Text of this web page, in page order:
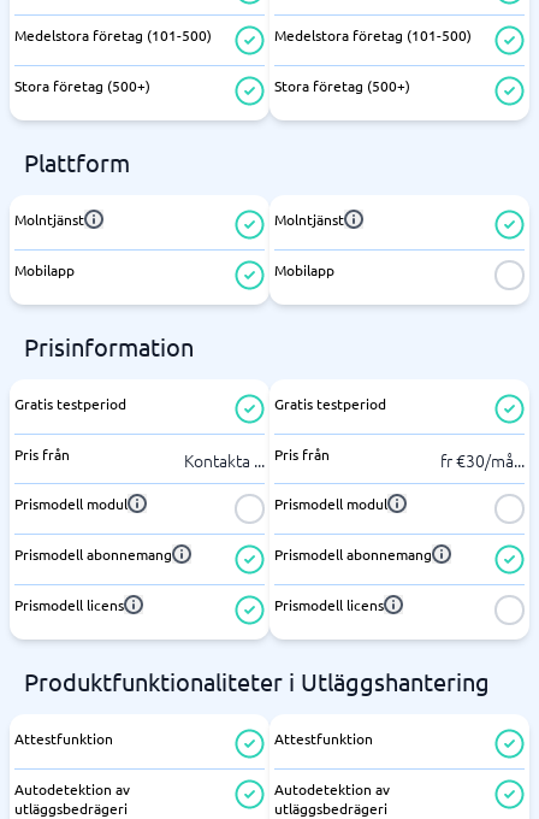
Medelstora företag (101-500)
Stora företag (500+)
Medelstora företag (101-500)
Stora företag (500+)
Plattform
Molntjänst
Mobilapp
Molntjänst
Mobilapp
Prisinformation
Gratis testperiod
Pris från Kontakta ...
Prismodell modul
Prismodell abonnemang
Prismodell licens
Gratis testperiod
Pris från fr €30/må...
Prismodell modul
Prismodell abonnemang
Prismodell licens
Produktfunktionaliteter i Utläggshantering
Attestfunktion
Autodetektion av
utläggsbedrägeri
Attestfunktion
Autodetektion av
utläggsbedrägeri